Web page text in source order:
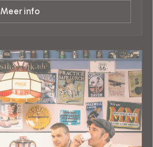
Meer info